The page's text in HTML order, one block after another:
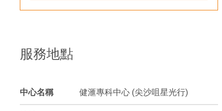
服務地點
中心名稱 健滙專科中心 (尖沙咀星光行)